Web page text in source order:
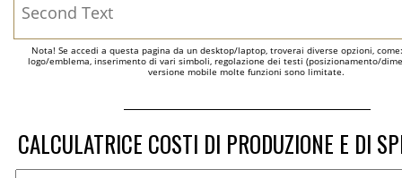
Nota! Se accedi a questa pagina da un desktop/laptop, troverai diverse opzioni,
logo/emblema, inserimento di vari simboli, regolazione dei testi (posizionamento/
versione mobile molte funzioni sono limitate.
CALCULATRICE COSTI DI PRODUZIONE E DI